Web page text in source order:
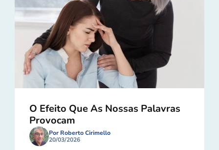
O Efeito Que As Nossas Palavras
Provocam
Por Roberto Cirimello
20/03/2026